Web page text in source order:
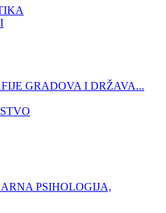
GRADOVA I DRŽAVA...
PSIHOLOGIJA,